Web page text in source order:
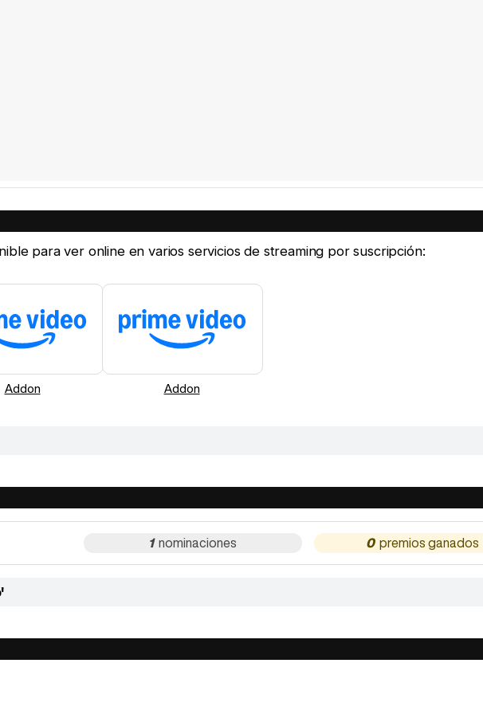
para ver online en varios servicios de streaming por suscripción:
Addon Addon
1 0